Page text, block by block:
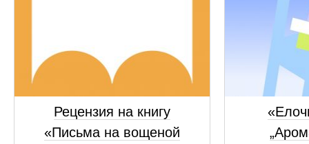
Рецензия на книгу
«Письма на вощеной